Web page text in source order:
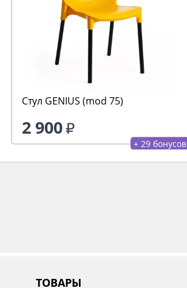
Стул GENIUS (mod 75)
2 900
+ 29 бонусов
ТОВАРЫ